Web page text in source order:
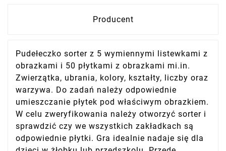
Producent
Pudełeczko sorter z 5 wymiennymi listewkami z
obrazkami i 50 płytkami z obrazkami mi.in.
Zwierzątka, ubrania, kolory, kształty, liczby oraz
warzywa. Do zadań należy odpowiednie
umieszczanie płytek pod właściwym obrazkiem.
W celu zweryfikowania należy otworzyć sorter i
sprawdzić czy we wszystkich zakładkach są
odpowiednie płytki. Gra idealnie nadaje się dla